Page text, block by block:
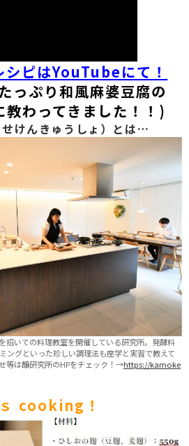
シピはYouTubeにて！
っぷり和風麻婆豆腐の
教わってきました！！)
けんきゅうしょ）とは…
招いての料理教室を開催している研究所。発酵料
グといった珍しい調理法も座学と実習で教えて
等は醸研究所のHPをチェック！→https://kamoke
cooking！